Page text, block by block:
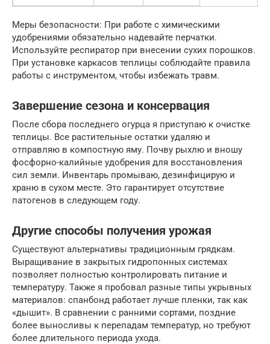
Меры безопасности: При работе с химическими
удобрениями обязательно надевайте перчатки.
Используйте респиратор при внесении сухих порошков.
При установке каркасов теплицы соблюдайте правила
работы с инструментом, чтобы избежать травм.
Завершение сезона и консервация
После сбора последнего огурца я приступаю к очистке
теплицы. Все растительные остатки удаляю и
отправляю в компостную яму. Почву рыхлю и вношу
фосфорно-калийные удобрения для восстановления
сил земли. Инвентарь промываю, дезинфицирую и
храню в сухом месте. Это гарантирует отсутствие
патогенов в следующем году.
Другие способы получения урожая
Существуют альтернативы традиционным грядкам.
Выращивание в закрытых гидропонных системах
позволяет полностью контролировать питание и
температуру. Также я пробовал разные типы укрывных
материалов: спанбонд работает лучше пленки, так как
«дышит». В сравнении с ранними сортами, поздние
более выносливы к перепадам температур, но требуют
более длительного периода ухода.